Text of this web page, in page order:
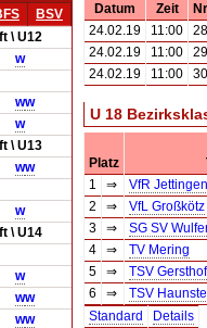
BSV
\ U12
w
ww
w
\ U13
ww
w
\ U14
w
ww
ww
Datum Zeit
24.02.19
11:00 28
24.02.19
11:00 29
24.02.19
11:00 30
U 18
Platz
1
⇒
VfR Jettingen
2
⇒
VfL Großkötz
3
⇒
SG SV
4
⇒
TV Mering
5
⇒
TSV
6
⇒
TSV
Standard
Details